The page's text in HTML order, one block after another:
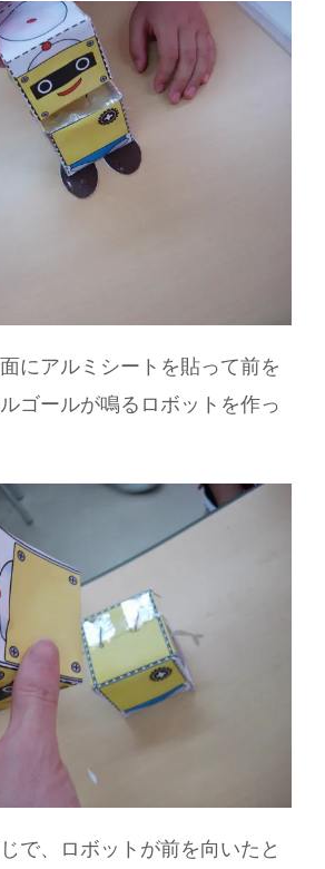
にアルミシートを貼って前を
ゴールが鳴るロボットを作っ
で、ロボットが前を向いたと